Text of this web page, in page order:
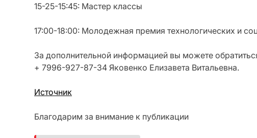
15-25-15:45: Мастер классы
17:00-18:00: Молодежная премия технологических и
За дополнительной информацией вы можете
+ 7996-927-87-34 Яковенко Елизавета Витальевна.
Источник
Благодарим за внимание к публикации